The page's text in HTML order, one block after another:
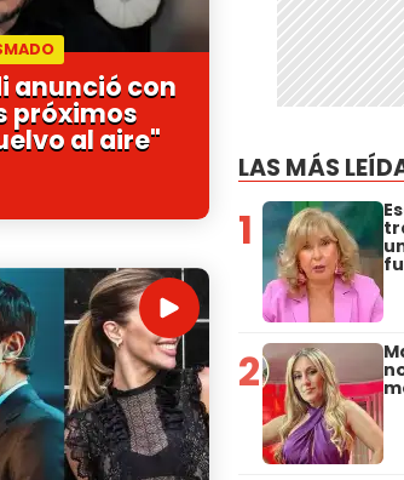
anunció con
próximos
al aire"
LAS MÁS
1
2